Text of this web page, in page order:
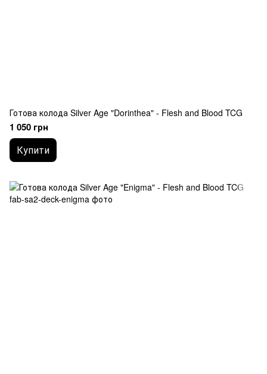
Готова колода Silver Age "Dorinthea" - Flesh and Blood TCG
1 050 грн
Купити